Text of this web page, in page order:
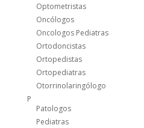
Optometristas
Oncólogos
Oncologos Pediatras
Ortodoncistas
Ortopedistas
Ortopediatras
Otorrinolaringólogo
P
Patologos
Pediatras